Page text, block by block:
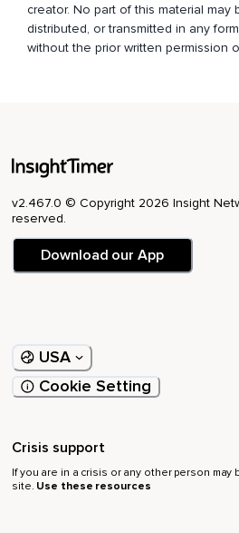
creator. No part of this material may
distributed, or transmitted in any
without the prior written permission
v2.467.0 © Copyright 2026 Insight
reserved.
Download our App
USA
Cookie Setting
Crisis support
If you are in a crisis or any other person may
site. Use these resources